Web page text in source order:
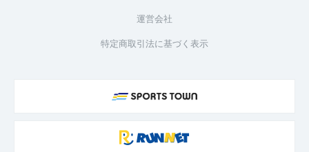
運営会社
特定商取引法に基づく表示